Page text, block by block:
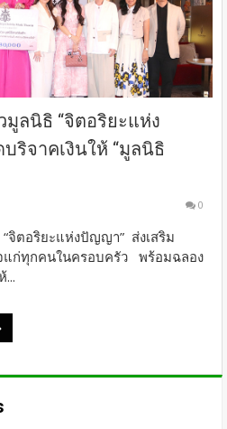
มูลนิธิ “จิตอริยะแห่ง
ริจาคเงินให้ “มูลนิธิ
0
จิตอริยะแห่งปัญญา” ส่งเสริม
ก่ทุกคนในครอบครัว พร้อมฉลอง
...